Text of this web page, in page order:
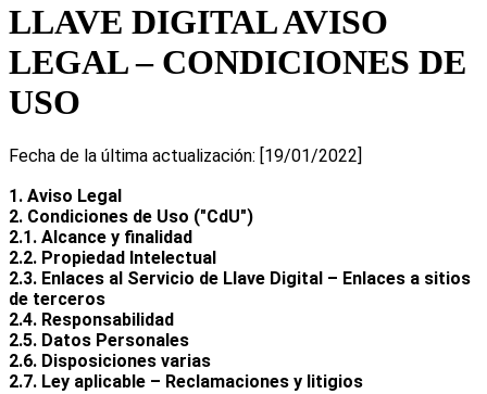
LLAVE DIGITAL AVISO
LEGAL – CONDICIONES DE
USO
Fecha de la última actualización: [19/01/2022]
1. Aviso Legal
2. Condiciones de Uso ("CdU")
2.1. Alcance y finalidad
2.2. Propiedad Intelectual
2.3. Enlaces al Servicio de Llave Digital – Enlaces a sitios
de terceros
2.4. Responsabilidad
2.5. Datos Personales
2.6. Disposiciones varias
2.7. Ley aplicable – Reclamaciones y litigios